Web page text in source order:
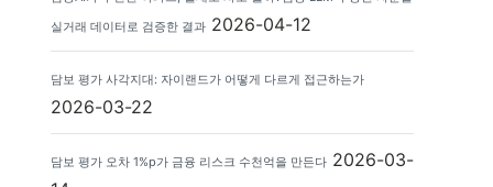
실거래 데이터로 검증한 결과 2026-04-12
담보 평가 사각지대: 자이랜드가 어떻게 다르게 접근하는가
2026-03-22
담보 평가 오차 1%p가 금융 리스크 수천억을 만든다 2026-03-